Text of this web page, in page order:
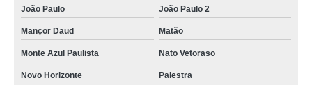
João Paulo João Paulo 2
Mançor Daud Matão
Monte Azul Paulista Nato Vetoraso
Novo Horizonte Palestra